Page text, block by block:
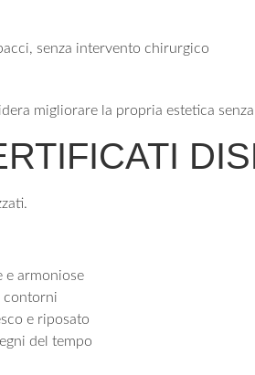
senza intervento chirurgico
migliorare la propria estetica
e armoniose
contorni
e riposato
del tempo